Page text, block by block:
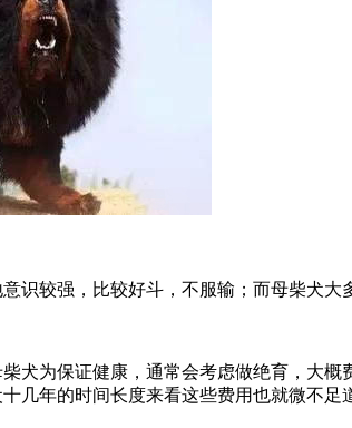
识较强，比较好斗，不服输；而母柴犬大
犬为保证健康，通常会考虑做绝育，大
几年的时间长度来看这些费用也就微不足